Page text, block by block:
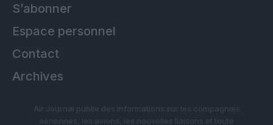
S’abonner
Espace personnel
Contact
Archives